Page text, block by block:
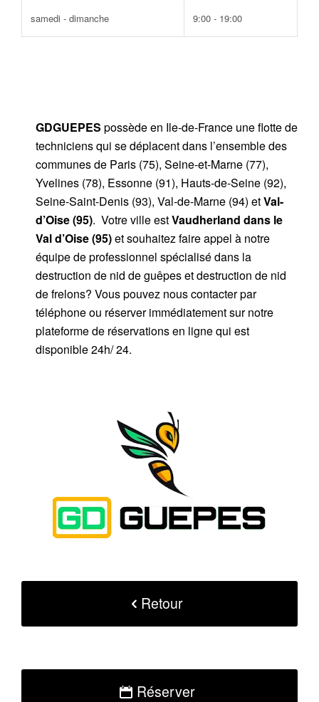
samedi - dimanche 9:00 - 19:00
GDGUEPES possède en Ile-de-France une flotte de
techniciens qui se déplacent dans l’ensemble des
communes de Paris (75), Seine-et-Marne (77),
Yvelines (78), Essonne (91), Hauts-de-Seine (92),
Seine-Saint-Denis (93), Val-de-Marne (94) etVal-
d’Oise (95). Votre ville estVaudherland dans le
Val d’Oise (95)et souhaitez faire appel à notre
équipe de professionnel spécialisé dans la
destruction de nid de guêpes et destruction de nid
de frelons? Vous pouvez nous contacter par
téléphone ou réserver immédiatement sur notre
plateforme de réservations en ligne qui est
disponible 24h/ 24.
Retour
Réserver